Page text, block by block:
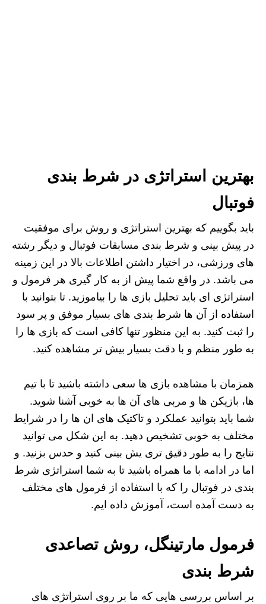
بهترین استراتژی در شرط بندی
فوتبال
باید بگوییم که بهترین استراتژی و روش برای موفقیت
در پیش بینی و شرط بندی مسابقات فوتبال و دیگر رشته
های ورزشی، در اختیار داشتن اطلاعات بالا در این زمینه
می باشد. در واقع شما پیش از به کار گیری هر فرمول و
استراتژی ای باید تحلیل بازی ها را بیاموزید. تا بتوانید با
استفاده از آن ها شرط بندی های بسیار موفق و پر سود
را ثبت کنید. به این منظور تنها کافی است که بازی ها را
به طور منظم و با دقت بسیار بیش تر مشاهده کنید.
همزمان با مشاهده بازی ها سعی داشته باشید تا با تیم
ها، بازیکن ها و مربی های آن ها به خوبی آشنا شوید.
شما باید بتوانید عملکرد و تاکتیک های ان ها را در شرایط
مختلف به خوبی تشخیص دهید. به این شکل می توانید
نتایج را به طور دقیق تری یش بینی کنید و حدس بزنید. و
اما در ادامه با ما همراه باشید تا به شما استراتژی شرط
بندی در فوتبال را که با استفاده از فرمول های مختلف
به دست آمده است، آموزش داده ایم.
فرمول مارتینگل، روش تصاعدی
شرط بندی
بر اساس بررسی هایی که ما بر روی استراتژی های